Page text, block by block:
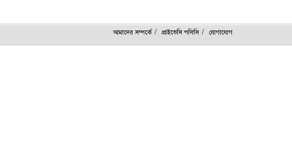
আমাদের সম্পর্কে প্রাইভেসি পলিসি যোগাযোগ